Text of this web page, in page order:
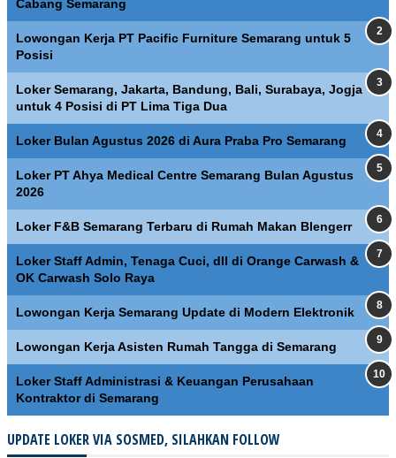
Cabang Semarang
Lowongan Kerja PT Pacific Furniture Semarang untuk 5
Posisi
Loker Semarang, Jakarta, Bandung, Bali, Surabaya, Jogja
untuk 4 Posisi di PT Lima Tiga Dua
Loker Bulan Agustus 2026 di Aura Praba Pro Semarang
Loker PT Ahya Medical Centre Semarang Bulan Agustus
2026
Loker F&B Semarang Terbaru di Rumah Makan Blengerr
Loker Staff Admin, Tenaga Cuci, dll di Orange Carwash &
OK Carwash Solo Raya
Lowongan Kerja Semarang Update di Modern Elektronik
Lowongan Kerja Asisten Rumah Tangga di Semarang
Loker Staff Administrasi & Keuangan Perusahaan
Kontraktor di Semarang
UPDATE LOKER VIA SOSMED, SILAHKAN FOLLOW